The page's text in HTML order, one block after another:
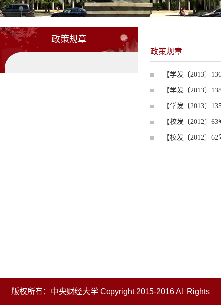
政策规章
政策规章
【学发〔2013〕
【学发〔2013〕
【学发〔2013〕
【校发〔2012〕
【校发〔2012〕
版权所有：中央财经大学 Copyright 2015-2016 All Rights